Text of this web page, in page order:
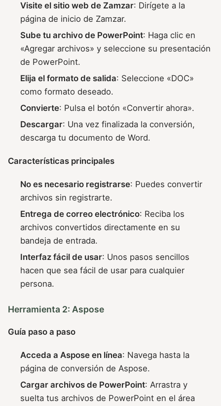
Visite el sitio web de Zamzar: Dirígete a la
página de inicio de Zamzar.
Sube tu archivo de PowerPoint: Haga clic en
«Agregar archivos» y seleccione su presentación
de PowerPoint.
Elija el formato de salida: Seleccione «DOC»
como formato deseado.
Convierte: Pulsa el botón «Convertir ahora».
Descargar: Una vez finalizada la conversión,
descarga tu documento de Word.
Características principales
No es necesario registrarse: Puedes convertir
archivos sin registrarte.
Entrega de correo electrónico: Reciba los
archivos convertidos directamente en su
bandeja de entrada.
Interfaz fácil de usar: Unos pasos sencillos
hacen que sea fácil de usar para cualquier
persona.
Herramienta 2: Aspose
Guía paso a paso
Acceda a Aspose en línea: Navega hasta la
página de conversión de Aspose.
Cargar archivos de PowerPoint: Arrastra y
suelta tus archivos de PowerPoint en el área